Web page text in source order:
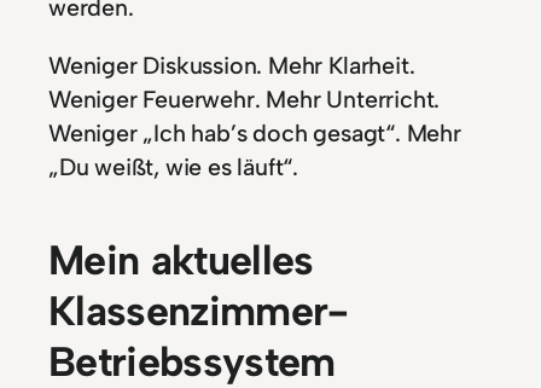
werden.
Weniger Diskussion. Mehr Klarheit.
Weniger Feuerwehr. Mehr Unterricht.
Weniger „Ich hab’s doch gesagt“. Mehr
„Du weißt, wie es läuft“.
Mein aktuelles
Klassenzimmer-
Betriebssystem